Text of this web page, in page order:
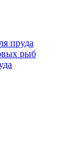
пруда
рыб